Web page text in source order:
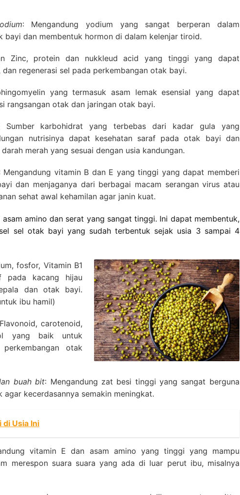
:
Mengandung yodium yang sangat berperan dalam
bayi dan membentuk hormon di dalam kelenjar tiroid.
Zinc, protein dan nukkleud acid yang tinggi yang dapat
regenerasi sel pada perkembangan otak bayi.
yang termasuk asam lemak esensial yang dapat
rangsangan otak dan jaringan otak bayi.
Sumber karbohidrat yang terbebas dari kadar gula yang
nutrisinya dapat kesehatan saraf pada otak bayi dan
merah yang sesuai dengan usia kandungan.
Mengandung vitamin B dan E yang tinggi yang dapat memberi
dan menjaganya dari berbagai macam serangan virus atau
sehat awal kehamilan agar janin kuat.
asam amino dan serat yang sangat tinggi. Ini dapat membentuk,
sel otak bayi yang sudah terbentuk sejak usia 3 sampai 4
fosfor, Vitamin B1
pada kacang hijau
dan otak bayi.
ibu hamil)
carotenoid,
yang baik untuk
otak
buah bit: Mengandung zat besi tinggi yang sangat berguna
kecerdasannya semakin meningkat.
di Usia Ini
vitamin E dan asam amino yang tinggi yang mampu
merespon suara suara yang ada di luar perut ibu, misalnya